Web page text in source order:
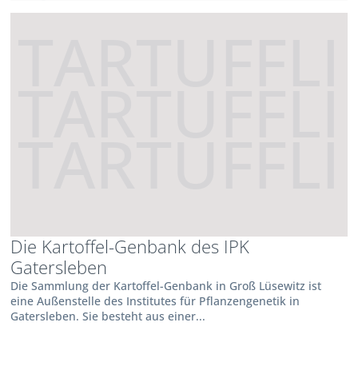
Die Kartoffel-Genbank des IPK
Gatersleben
Die Sammlung der Kartoffel-Genbank in Groß Lüsewitz ist
eine Außenstelle des Institutes für Pflanzengenetik in
Gatersleben. Sie besteht aus einer...